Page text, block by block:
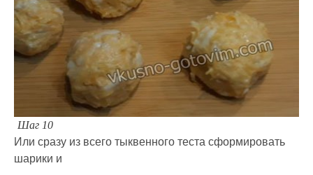
Шаг 10
Или сразу из всего тыквенного теста сформировать
шарики и